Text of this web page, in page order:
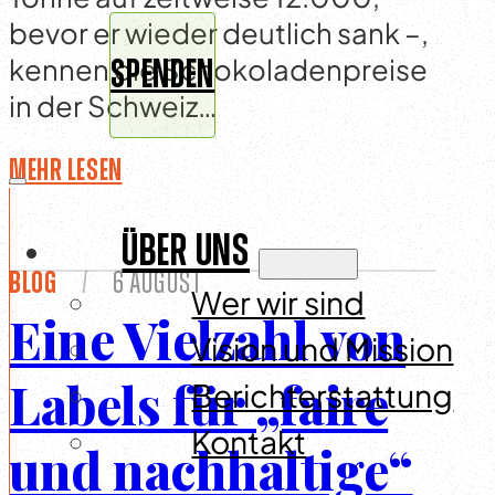
SPENDEN
ÜBER UNS
Wer wir sind
Vision und Mission
Berichterstattung
Kontakt
bevor er wieder deutlich sank –,
kennen die Schokoladenpreise
in der Schweiz…
Mehr lesen
Blog / 6 August
Eine Vielzahl von
Labels für „faire
und nachhaltige“